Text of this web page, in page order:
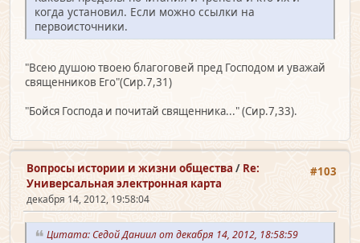
когда установил. Если можно ссылки на
первоисточники.
"Всею душою твоею благоговей пред Господом и уважай
священников Его"(Сир.7,31)
"Бойся Господа и почитай священника..." (Сир.7,33).
#103
Вопросы истории и жизни общества / Re:
Универсальная электронная карта
декабря 14, 2012, 19:58:04
Цитата: Седой Даниил от декабря 14, 2012, 18:58:59